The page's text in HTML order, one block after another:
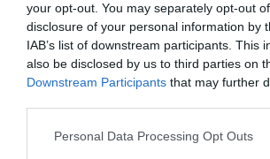
your opt-out. You may separately opt-out
disclosure of your personal information by
IAB’s list of downstream participants. This
also be disclosed by us to third parties on
Downstream Participants that may further
Please note that this website/app uses one
Personal Data Processing Opt Outs